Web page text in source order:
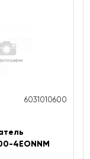
6031010600
4EONNM